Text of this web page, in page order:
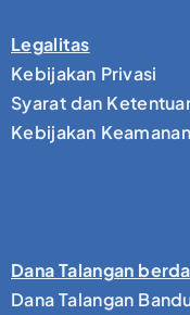
Legalitas
Kebijakan Privasi
Syarat dan
Kebijakan
Dana Talangan
Dana Talangan